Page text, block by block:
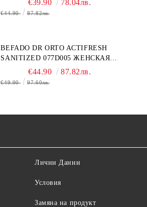
€39.90 78.04лв.
€44.90 87.82лв.
BEFADO DR ORTO ACTIFRESH
SANITIZED 077D005 ЖЕНСКАЯ
€44.90 87.82лв.
€49.90 97.60лв.
Лични Данни
Условия
Замяна на продукт